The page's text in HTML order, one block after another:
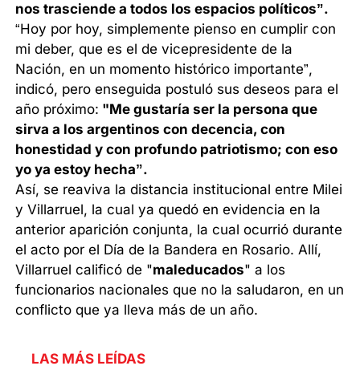
nos trasciende a todos los espacios políticos”.
“Hoy por hoy, simplemente pienso en cumplir con
mi deber, que es el de vicepresidente de la
Nación, en un momento histórico importante”,
indicó, pero enseguida postuló sus deseos para el
año próximo: "Me gustaría ser la persona que
sirva a los argentinos con decencia, con
honestidad y con profundo patriotismo; con eso
yo ya estoy hecha”.
Así, se reaviva la distancia institucional entre Milei
y Villarruel, la cual ya quedó en evidencia en la
anterior aparición conjunta, la cual ocurrió durante
el acto por el Día de la Bandera en Rosario. Allí,
Villarruel calificó de "maleducados" a los
funcionarios nacionales que no la saludaron, en un
conflicto que ya lleva más de un año.
LAS MÁS LEÍDAS